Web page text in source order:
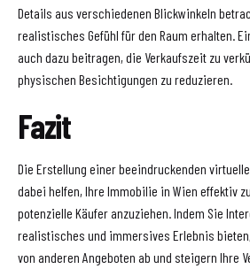
Details aus verschiedenen Blickwinkeln
realistisches Gefühl für den Raum erhalten.
auch dazu beitragen, die Verkaufszeit zu
physischen Besichtigungen zu reduzieren.
Fazit
Die Erstellung einer beeindruckenden
dabei helfen, Ihre Immobilie in Wien effektiv
potenzielle Käufer anzuziehen. Indem Sie
realistisches und immersives Erlebnis
von anderen Angeboten ab und steigern Ihre